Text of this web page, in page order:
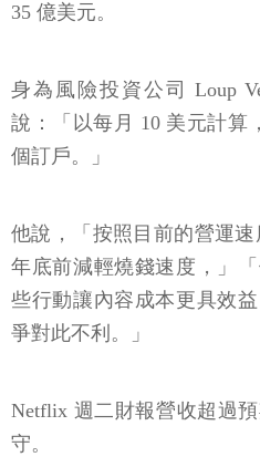
35 億美元。
身為風險投資公司 Loup
說：「以每月 10 美元計算
個訂戶。」
他說，「按照目前的營運
年底前減輕燒錢速度，」
些行動讓內容成本更具效
爭對此不利。」
Netflix 週二財報營收超過
守。